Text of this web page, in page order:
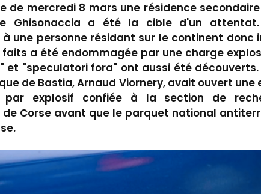
de mercredi 8 mars une résidence
Ghisonaccia a été la cible d'un attentat.
une personne résidant sur le continent donc
a été endommagée par une charge
et "speculatori fora" ont aussi été
de Bastia, Arnaud Viornery, avait ouvert une
par explosif confiée à la section de
de Corse avant que le parquet national